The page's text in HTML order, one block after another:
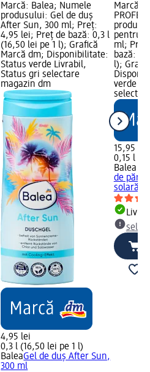
Marcă: Balea; Numele
produsului: Gel de duș
After Sun, 300 ml; Preț:
4,95 lei; Preț de bază: 0,3 l
(16,50 lei pe 1 l); Grafică
Marcă dm; Disponibilitate:
Status verde Livrabil,
Status gri selectare
magazin dm
4,95 lei
0,3 l (16,50 lei pe 1 l)
BaleaGel de duș After Sun,
300 ml
Marcă:
pentru
ml;
bază:
l);
verde
15,95 lei
0,15 l
Balea
de păr
solară,